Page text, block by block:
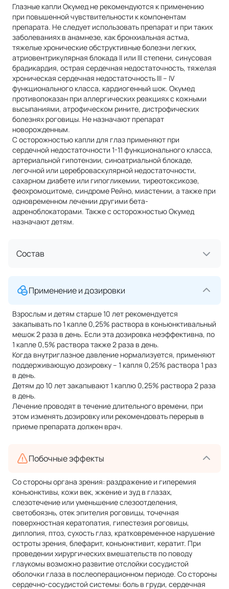
Глазные капли Окумед не рекомендуются к применению
при повышенной чувствительности к компонентам
препарата. Не следует использовать препарат и при таких
заболеваниях в анамнезе, как бронхиальная астма,
тяжелые хронические обструктивные болезни легких,
атриовентрикулярная блокада II или III степени, синусовая
брадикардия, острая сердечная недостаточность, тяжелая
хроническая сердечная недостаточность III – IV
функционального класса, кардиогенный шок. Окумед
противопоказан при аллергических реакциях с кожными
высыпаниями, атрофическом рините, дистрофических
болезнях роговицы. Не назначают препарат
новорожденным.
С осторожностью капли для глаз применяют при
сердечной недостаточности 1-11 функционального класса,
артериальной гипотензии, синоатриальной блокаде,
легочной или цереброваскулярной недостаточности,
сахарном диабете или гипогликемии, тиреотоксикозе,
феохромоцитоме, синдроме Рейно, миастении, а также при
одновременном лечении другими бета-
адреноблокаторами. Также с осторожностью Окумед
назначают детям.
Состав
Применение и дозировки
Взрослым и детям старше 10 лет рекомендуется
закапывать по 1 капле 0,25% раствора в конъюнктивальный
мешок 2 раза в день. Если эта дозировка неэффективна, по
1 капле 0,5% раствора также 2 раза в день.
Когда внутриглазное давление нормализуется, применяют
поддерживающую дозировку – 1 капля 0,25% раствора 1 раз
в день.
Детям до 10 лет закапывают 1 каплю 0,25% раствора 2 раза
в день.
Лечение проводят в течение длительного времени, при
этом изменять дозировку или рекомендовать перерыв в
приеме препарата должен врач.
Побочные эффекты
Со стороны органа зрения: раздражение и гиперемия
конъюнктивы, кожи век, жжение и зуд в глазах,
слезотечение или уменьшение слезоотделения,
светобоязнь, отек эпителия роговицы, точечная
поверхностная кератопатия, гипестезия роговицы,
диплопия, птоз, сухость глаз, кратковременное нарушение
остроты зрения, блефарит, конъюнктивит, кератит. При
проведении хирургических вмешательств по поводу
глаукомы возможно развитие отслойки сосудистой
оболочки глаза в послеоперационном периоде. Со стороны
сердечно-сосудистой системы: боль в груди, сердечная